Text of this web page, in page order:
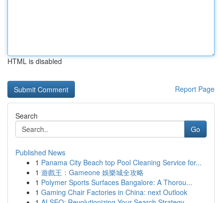
HTML is disabled
Report Page
Search
Go
Published News
1 Panama City Beach top Pool Cleaning Service for...
1 遊戲王：Gameone 娛樂城全攻略
1 Polymer Sports Surfaces Bangalore: A Thorou...
1 Gaming Chair Factories in China: next Outlook